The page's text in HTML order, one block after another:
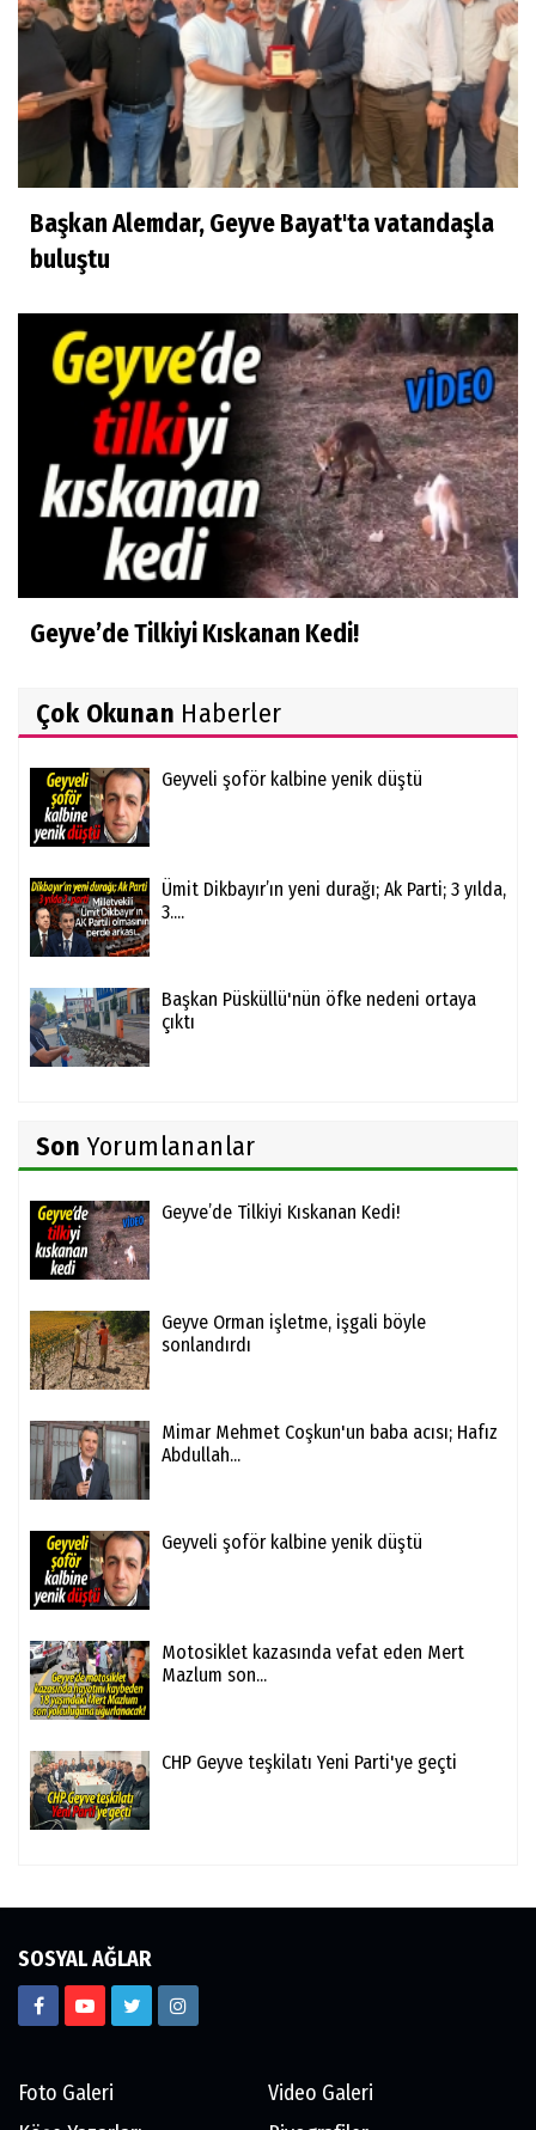
Başkan Alemdar, Geyve Bayat'ta vatandaşla
buluştu
Geyve’de Tilkiyi Kıskanan Kedi!
Çok Okunan Haberler
Geyveli şoför kalbine yenik düştü
Ümit Dikbayır’ın yeni durağı; Ak Parti; 3 yılda,
3....
Başkan Püsküllü'nün öfke nedeni ortaya
çıktı
Son Yorumlananlar
Geyve’de Tilkiyi Kıskanan Kedi!
Geyve Orman işletme, işgali böyle
sonlandırdı
Mimar Mehmet Coşkun'un baba acısı; Hafız
Abdullah...
Geyveli şoför kalbine yenik düştü
Motosiklet kazasında vefat eden Mert
Mazlum son...
CHP Geyve teşkilatı Yeni Parti'ye geçti
SOSYAL AĞLAR
Foto Galeri
Video Galeri